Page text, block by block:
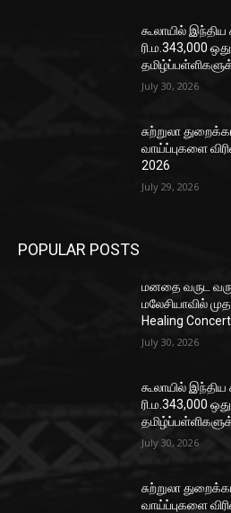
கூலாயில்
ரி.ம.343,000
July 30, 2026
சுற்றுலா
வாய்ப்புகளை
2026
July 29, 2026
POPULAR POSTS
மனதை வருட
மலேசியாவில்
Healing Concert
July 30, 2026
கூலாயில்
ரி.ம.343,000
July 30, 2026
சுற்றுலா
வாய்ப்புகளை